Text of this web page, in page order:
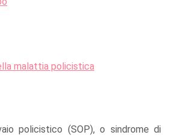
malattia policistica
policistico (SOP), o sindrome di